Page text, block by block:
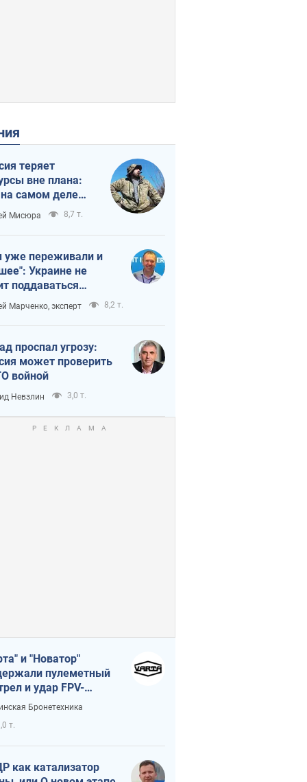
теряет
вне плана:
на самом деле
темп войны
Мисюра 8,7 т.
переживали и
Украине не
поддаваться
из-за
террора
Марченко, эксперт 8,2 т.
проспал угрозу:
может проверить
войной
Невзлин 3,0 т.
и "Новатор"
пулеметный
и удар FPV-
сохранив жизнь
Бронетехника
т.
как катализатор